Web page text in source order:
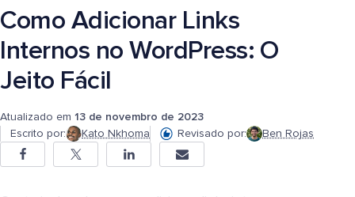
Como Adicionar Links
Internos no WordPress: O
Jeito Fácil
Atualizado em 13 de novembro de 2023
Escrito por:
Kato Nkhoma Revisado por: Ben Rojas